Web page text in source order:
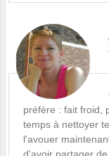
préfère : fait froid,
temps à nettoyer
l'avouer